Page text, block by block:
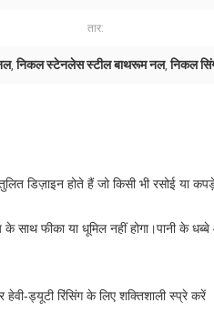
तार:
,निकल स्टेनलेस स्टील बाथरूम नल,निकल
डिज़ाइन होते हैं जो किसी भी रसोई या
साथ फीका या धूमिल नहीं होगा।पानी के
ड्यूटी रिंसिंग के लिए शक्तिशाली स्प्रे करें